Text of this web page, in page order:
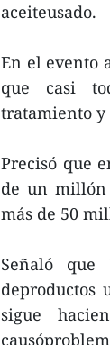
aceiteusado.
En el evento
que casi
tratamiento y
Precisó que
de un millón
más de 50
Señaló
deproductos
sigue